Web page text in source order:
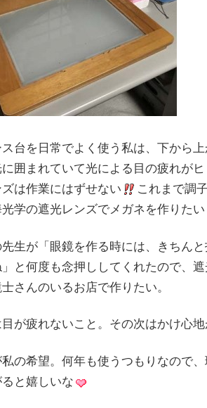
ス台を日常でよく使う私は、下から
囲まれていて光による目の疲れが
は作業にはずせない
これまで調
学の遮光レンズでメガネを作りた
生が「眼鏡を作る時には、きちん
」と何度も念押ししてくれたので、
さんのいるお店で作りたい。
が疲れないこと。その次はかけ心
私の希望。何年も使うつもりなので
と嬉しいな